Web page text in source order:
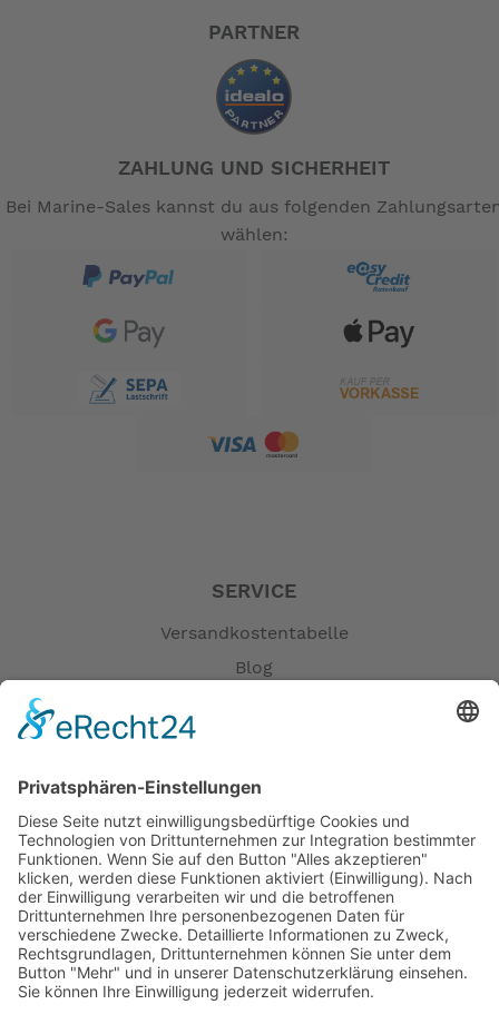
PARTNER
ZAHLUNG UND SICHERHEIT
Bei Marine-Sales kannst du aus folgenden
wählen:
SERVICE
Versandkostentabelle
Blog
Versandpartner
Verfügbarkeiten
Zahlung und Versand
Datenschutz
Fernabsatz